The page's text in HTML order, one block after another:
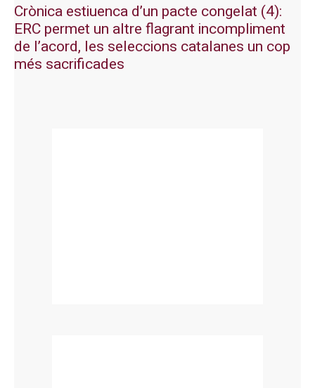
Crònica estiuenca d’un pacte congelat (4):
ERC permet un altre flagrant incompliment
de l’acord, les seleccions catalanes un cop
més sacrificades